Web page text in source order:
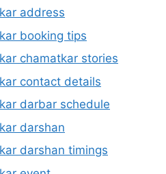
address
booking tips
chamatkar stories
contact details
darbar schedule
darshan
darshan timings